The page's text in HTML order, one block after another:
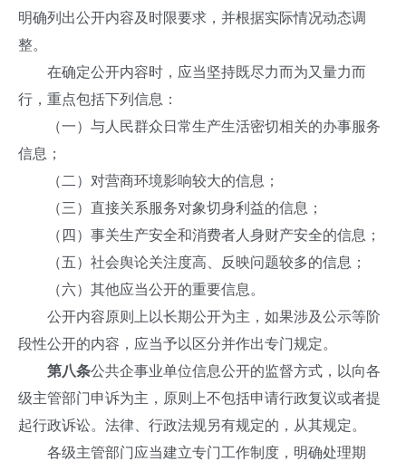
明确列出公开内容及时限要求，并根据实际情况动态调
整。
在确定公开内容时，应当坚持既尽力而为又量力而
行，重点包括下列信息：
（一）与人民群众日常生产生活密切相关的办事服务
信息；
（二）对营商环境影响较大的信息；
（三）直接关系服务对象切身利益的信息；
（四）事关生产安全和消费者人身财产安全的信息；
（五）社会舆论关注度高、反映问题较多的信息；
（六）其他应当公开的重要信息。
公开内容原则上以长期公开为主，如果涉及公示等阶
段性公开的内容，应当予以区分并作出专门规定。
第八条公共企事业单位信息公开的监督方式，以向各
级主管部门申诉为主，原则上不包括申请行政复议或者提
起行政诉讼。法律、行政法规另有规定的，从其规定。
各级主管部门应当建立专门工作制度，明确处理期